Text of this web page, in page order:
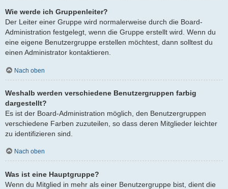
Wie werde ich Gruppenleiter?
Der Leiter einer Gruppe wird normalerweise durch die Board-
Administration festgelegt, wenn die Gruppe erstellt wird. Wenn du
eine eigene Benutzergruppe erstellen möchtest, dann solltest du
einen Administrator kontaktieren.
Nach oben
Weshalb werden verschiedene Benutzergruppen farbig
dargestellt?
Es ist der Board-Administration möglich, den Benutzergruppen
verschiedene Farben zuzuteilen, so dass deren Mitglieder leichter
zu identifizieren sind.
Nach oben
Was ist eine Hauptgruppe?
Wenn du Mitglied in mehr als einer Benutzergruppe bist, dient die